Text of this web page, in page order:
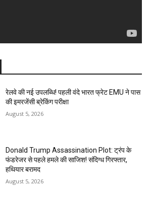
रेलवे की नई उपलब्धि! पहली वंदे भारत फ्रेट EMU ने पास
की इमरजेंसी ब्रेकिंग परीक्षा
August 5, 2026
Donald Trump Assassination Plot: ट्रंप के
फंडरेजर से पहले हमले की साजिश! संदिग्ध गिरफ्तार,
हथियार बरामद
August 5, 2026